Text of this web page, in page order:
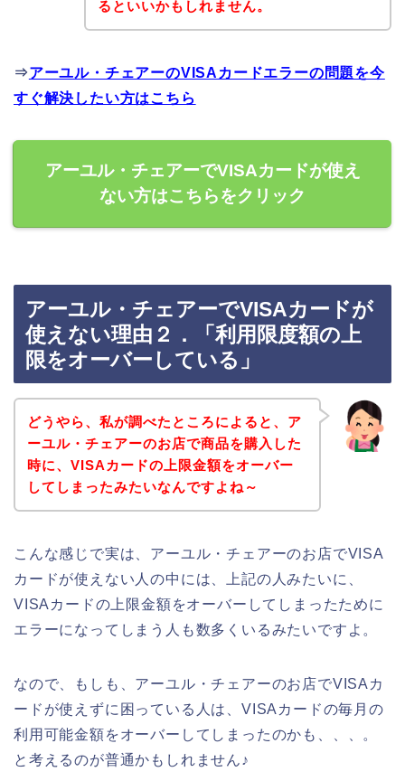
るといいかもしれません。
⇒アーユル・チェアーのVISAカードエラーの問題を今
すぐ解決したい方はこちら
アーユル・チェアーでVISAカードが使え
ない方はこちらをクリック
アーユル・チェアーでVISAカードが
使えない理由２．「利用限度額の上
限をオーバーしている」
どうやら、私が調べたところによると、ア
ーユル・チェアーのお店で商品を購入した
時に、VISAカードの上限金額をオーバー
してしまったみたいなんですよね～
こんな感じで実は、アーユル・チェアーのお店でVISA
カードが使えない人の中には、上記の人みたいに、
VISAカードの上限金額をオーバーしてしまったために
エラーになってしまう人も数多くいるみたいですよ。
なので、もしも、アーユル・チェアーのお店でVISAカ
ードが使えずに困っている人は、VISAカードの毎月の
利用可能金額をオーバーしてしまったのかも、、、。
と考えるのが普通かもしれません♪